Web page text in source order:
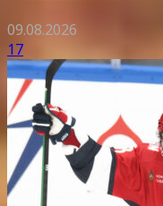
09.08.2026
17